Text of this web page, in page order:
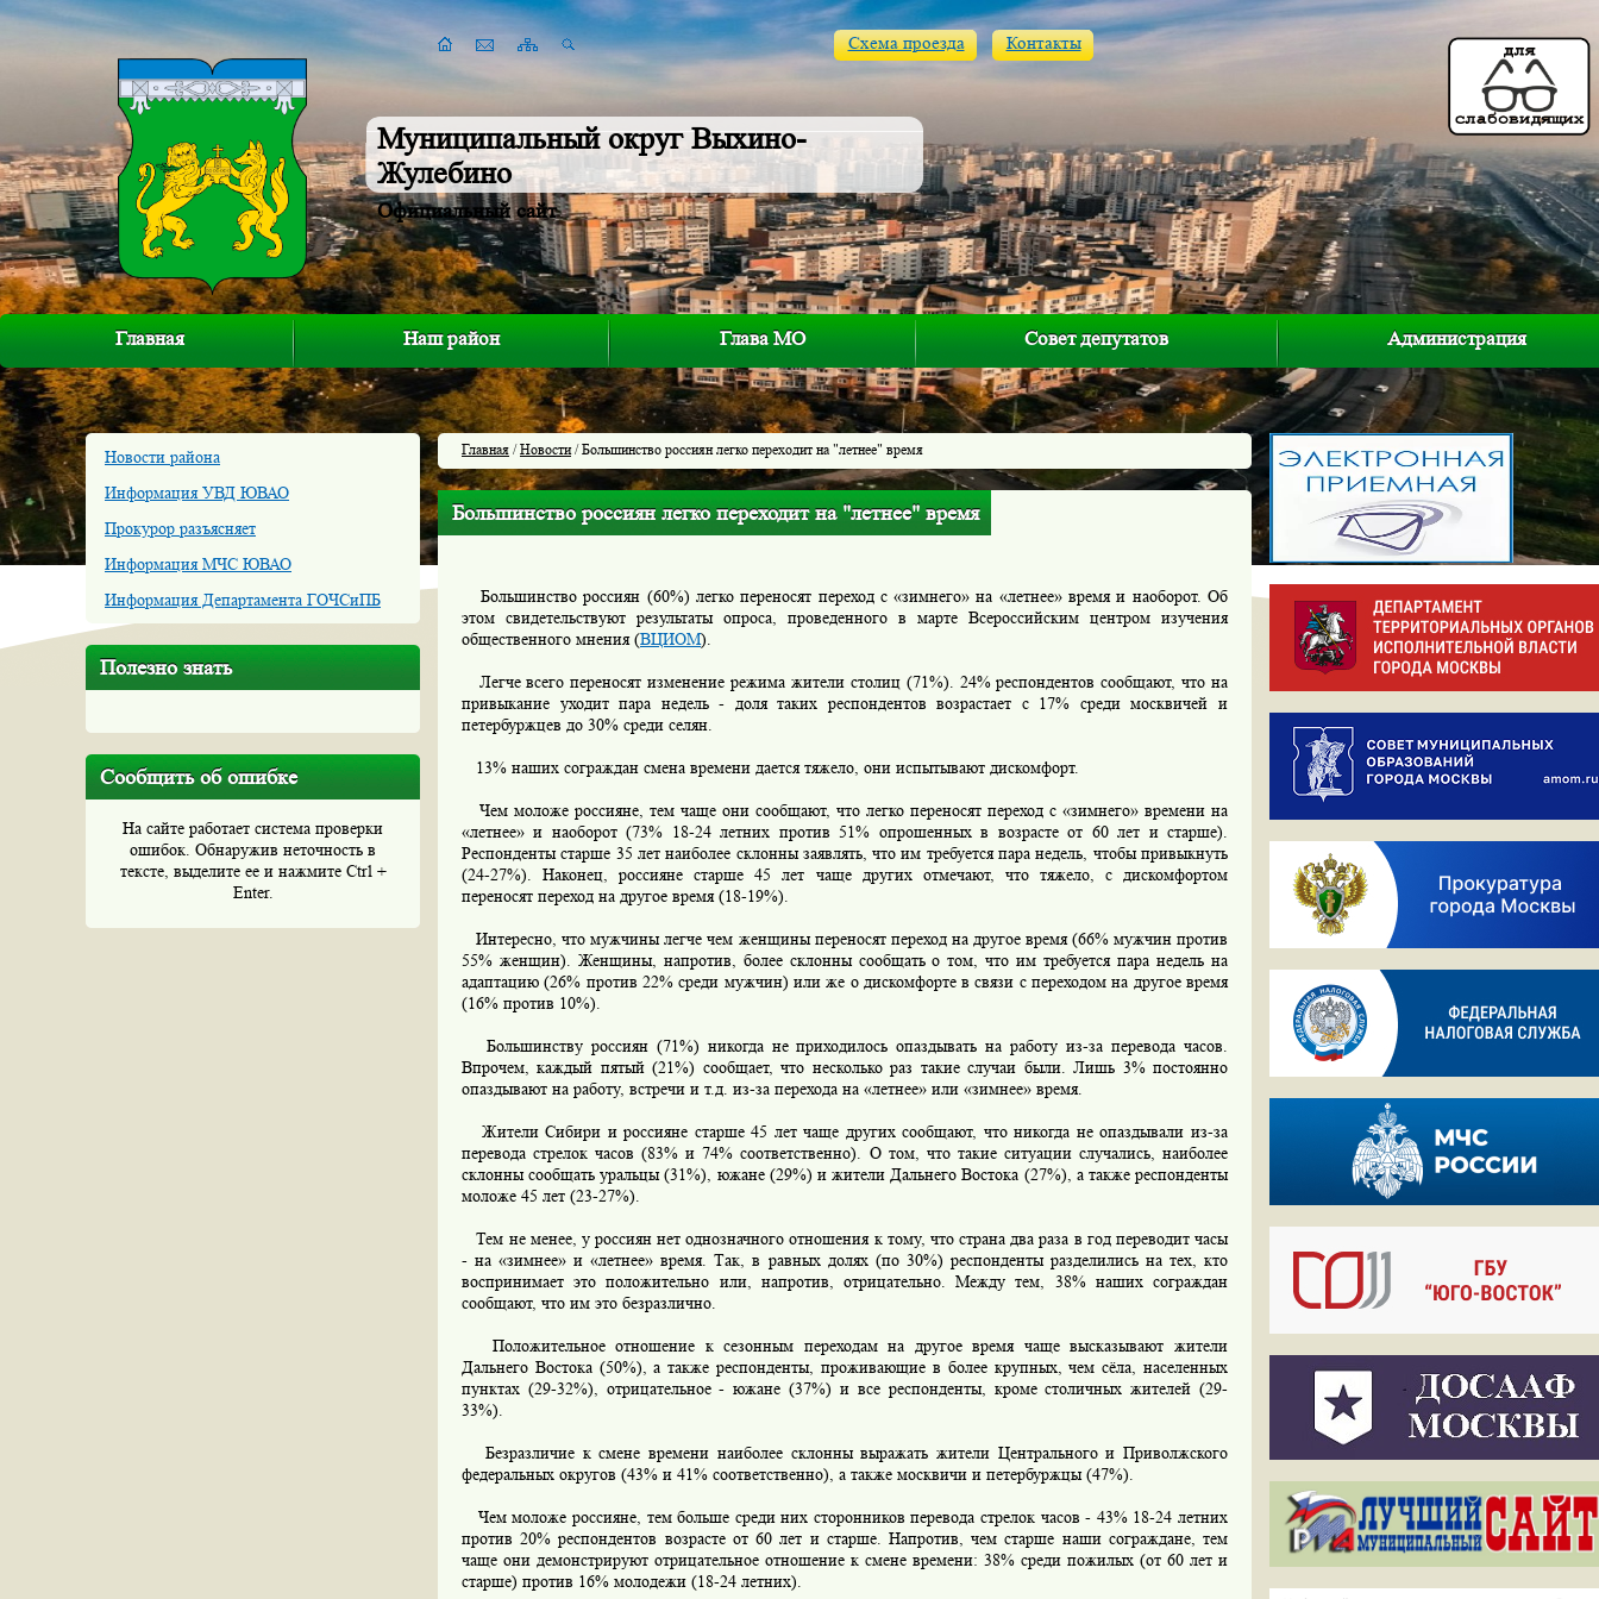
Муниципальный округ Выхино-
Жулебино
Официальный сайт
Схема проезда Контакты
Главная Наш район Глава МО Совет депутатов Администрация
Новости района
Информация УВД ЮВАО
Прокурор разъясняет
Информация МЧС ЮВАО
Информация Департамента ГОЧСиПБ
Полезно знать
Сообщить об ошибке
На сайте работает система проверки
ошибок. Обнаружив неточность в
тексте, выделите ее и нажмите Ctrl +
Enter.
Главная /Новости/ Большинство россиян легко переходит на "летнее" время
Большинство россиян легко переходит на "летнее" время
Большинство россиян (60%) легко переносят переход с «зимнего» на «летнее» время и наоборот. Об
этом свидетельствуют результаты опроса, проведенного в марте Всероссийским центром изучения
общественного мнения (ВЦИОМ).
Легче всего переносят изменение режима жители столиц (71%). 24% респондентов сообщают, что на
привыкание уходит пара недель - доля таких респондентов возрастает с 17% среди москвичей и
петербуржцев до 30% среди селян.
13% наших сограждан смена времени дается тяжело, они испытывают дискомфорт.
Чем моложе россияне, тем чаще они сообщают, что легко переносят переход с «зимнего» времени на
«летнее» и наоборот (73% 18-24 летних против 51% опрошенных в возрасте от 60 лет и старше).
Респонденты старше 35 лет наиболее склонны заявлять, что им требуется пара недель, чтобы привыкнуть
(24-27%). Наконец, россияне старше 45 лет чаще других отмечают, что тяжело, с дискомфортом
переносят переход на другое время (18-19%).
Интересно, что мужчины легче чем женщины переносят переход на другое время (66% мужчин против
55% женщин). Женщины, напротив, более склонны сообщать о том, что им требуется пара недель на
адаптацию (26% против 22% среди мужчин) или же о дискомфорте в связи с переходом на другое время
(16% против 10%).
Большинству россиян (71%) никогда не приходилось опаздывать на работу из-за перевода часов.
Впрочем, каждый пятый (21%) сообщает, что несколько раз такие случаи были. Лишь 3% постоянно
опаздывают на работу, встречи и т.д. из-за перехода на «летнее» или «зимнее» время.
Жители Сибири и россияне старше 45 лет чаще других сообщают, что никогда не опаздывали из-за
перевода стрелок часов (83% и 74% соответственно). О том, что такие ситуации случались, наиболее
склонны сообщать уральцы (31%), южане (29%) и жители Дальнего Востока (27%), а также респонденты
моложе 45 лет (23-27%).
Тем не менее, у россиян нет однозначного отношения к тому, что страна два раза в год переводит часы
- на «зимнее» и «летнее» время. Так, в равных долях (по 30%) респонденты разделились на тех, кто
воспринимает это положительно или, напротив, отрицательно. Между тем, 38% наших сограждан
сообщают, что им это безразлично.
Положительное отношение к сезонным переходам на другое время чаще высказывают жители
Дальнего Востока (50%), а также респонденты, проживающие в более крупных, чем сёла, населенных
пунктах (29-32%), отрицательное - южане (37%) и все респонденты, кроме столичных жителей (29-
33%).
Безразличие к смене времени наиболее склонны выражать жители Центрального и Приволжского
федеральных округов (43% и 41% соответственно), а также москвичи и петербуржцы (47%).
Чем моложе россияне, тем больше среди них сторонников перевода стрелок часов - 43% 18-24 летних
против 20% респондентов возрасте от 60 лет и старше. Напротив, чем старше наши сограждане, тем
чаще они демонстрируют отрицательное отношение к смене времени: 38% среди пожилых (от 60 лет и
старше) против 16% молодежи (18-24 летних).